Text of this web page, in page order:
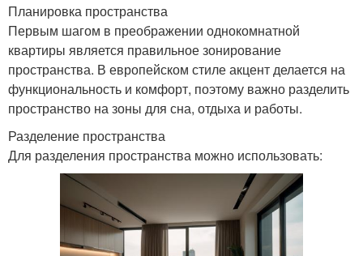
Планировка пространства
Первым шагом в преображении однокомнатной
квартиры является правильное зонирование
пространства. В европейском стиле акцент делается на
функциональность и комфорт, поэтому важно разделить
пространство на зоны для сна, отдыха и работы.
Разделение пространства
Для разделения пространства можно использовать: